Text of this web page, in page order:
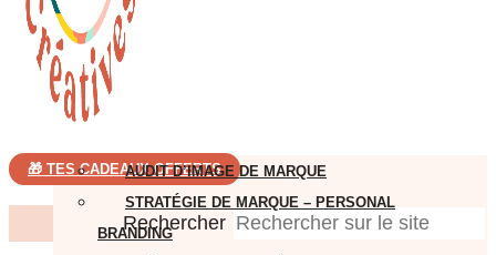
🎁 TES CADEAUX OFFERTS
Rechercher
AUDIT D’IMAGE DE MARQUE
STRATÉGIE DE MARQUE – PERSONAL
BRANDING